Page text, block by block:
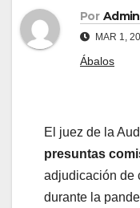
Por
MAR 1,
Ábalos
El juez de la
presuntas
adjudicación de
durante la